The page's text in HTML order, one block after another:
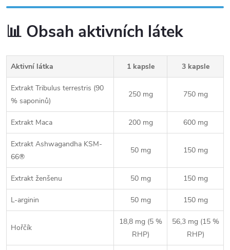
📊 Obsah aktivních látek
Aktivní látka 1 kapsle 3 kapsle
Extrakt Tribulus terrestris (90
% saponinů)
250 mg 750 mg
Extrakt Maca 200 mg 600 mg
Extrakt Ashwagandha KSM-
66®
50 mg 150 mg
Extrakt ženšenu 50 mg 150 mg
L-arginin 50 mg 150 mg
Hořčík
18,8 mg (5 %
RHP)
56,3 mg (15 %
RHP)